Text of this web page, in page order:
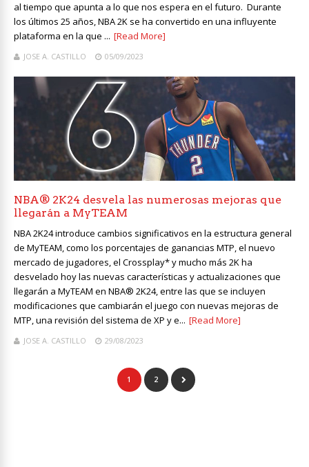
al tiempo que apunta a lo que nos espera en el futuro. Durante
los últimos 25 años, NBA 2K se ha convertido en una influyente
plataforma en la que ... [Read More]
JOSE A. CASTILLO 05/09/2023
NBA® 2K24 desvela las numerosas mejoras que
llegarán a MyTEAM
NBA 2K24 introduce cambios significativos en la estructura general
de MyTEAM, como los porcentajes de ganancias MTP, el nuevo
mercado de jugadores, el Crossplay* y mucho más 2K ha
desvelado hoy las nuevas características y actualizaciones que
llegarán a MyTEAM en NBA® 2K24, entre las que se incluyen
modificaciones que cambiarán el juego con nuevas mejoras de
MTP, una revisión del sistema de XP y e... [Read More]
JOSE A. CASTILLO 29/08/2023
1 2